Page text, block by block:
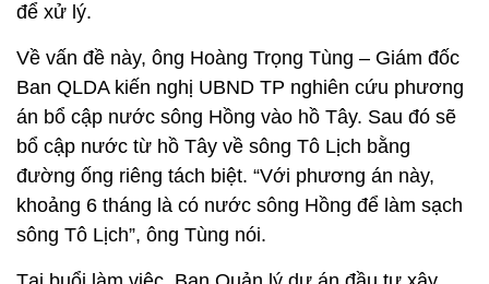
để xử lý.
Về vấn đề này, ông Hoàng Trọng Tùng – Giám đốc
Ban QLDA kiến nghị UBND TP nghiên cứu phương
án bổ cập nước sông Hồng vào hồ Tây. Sau đó sẽ
bổ cập nước từ hồ Tây về sông Tô Lịch bằng
đường ống riêng tách biệt. “Với phương án này,
khoảng 6 tháng là có nước sông Hồng để làm sạch
sông Tô Lịch”, ông Tùng nói.